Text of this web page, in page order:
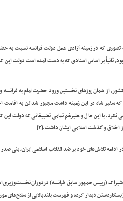
که در زمینه آزادی عمل دولت فرانسه نسبت به
ثانیاً بر اساس اسنادی که به دست آمده است دولت این
کشور، از همان روزهای نخستین ورود حضرت امام به
سفیر شاه در این زمینه داشت مجبور شد تن به
نکرد. با این حال و علیرغم تمامی تضییقاتی که دولت
اخلاق و گذشت اسلامی ایشان داشت.[۲]
ادامه تلاش‌های خود بر ضد انقلاب اسلامی ایران، بنی
دیدار کرده و فهرست بلندبالایی از سلاح‌های